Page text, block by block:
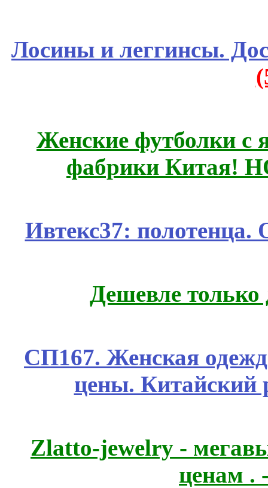
Лосины и леггинсы.
Женские футболки с
фабрики Китая!
Ивтекс37:
Дешевле
СП167. Женская
цены. Китайский
Zlatto-jewelry -
ценам .